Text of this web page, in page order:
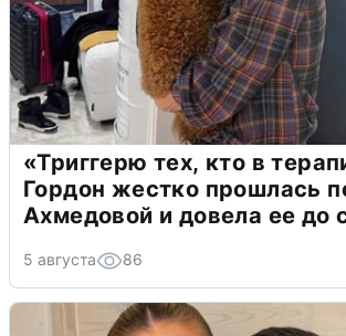
«Триггерю тех, кто в
Гордон жестко прошлась
Ахмедовой и довела ее до
5 августа 86